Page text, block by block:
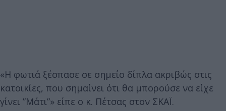
«Η φωτιά ξέσπασε σε σημείο δίπλα ακριβώς στις
κατοικίες, που σημαίνει ότι θα μπορούσε να είχε
γίνει ”Μάτι”» είπε ο κ. Πέτσας στον ΣΚΑΪ.